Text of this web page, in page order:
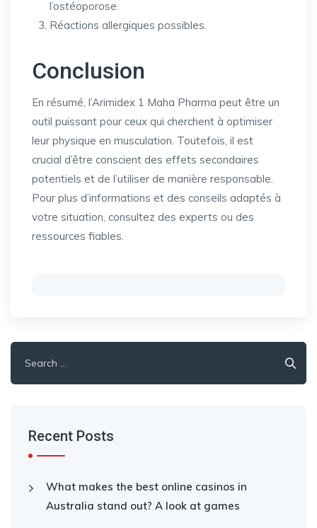
l’ostéoporose.
Réactions allergiques possibles.
Conclusion
En résumé, l’Arimidex 1 Maha Pharma peut être un
outil puissant pour ceux qui cherchent à optimiser
leur physique en musculation. Toutefois, il est
crucial d’être conscient des effets secondaires
potentiels et de l’utiliser de manière responsable.
Pour plus d’informations et des conseils adaptés à
votre situation, consultez des experts ou des
ressources fiables.
for:
Recent Posts
What makes the best online casinos in
Australia stand out? A look at games